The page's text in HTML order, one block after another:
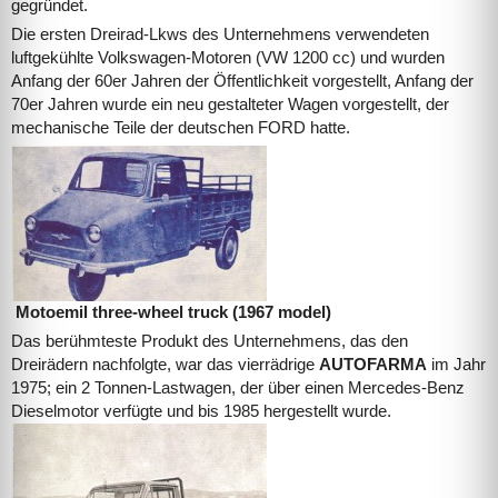
gegründet.
Die ersten Dreirad-Lkws des Unternehmens verwendeten
luftgekühlte Volkswagen-Motoren (VW 1200 cc) und wurden
Anfang der 60er Jahren der Öffentlichkeit vorgestellt, Anfang der
70er Jahren wurde ein neu gestalteter Wagen vorgestellt, der
mechanische Teile der deutschen FORD hatte.
Motoemil three-wheel truck (1967 model)
Das berühmteste Produkt des Unternehmens, das den
Dreirädern nachfolgte, war das vierrädrige AUTOFARMA im Jahr
1975; ein 2 Tonnen-Lastwagen, der über einen Mercedes-Benz
Dieselmotor verfügte und bis 1985 hergestellt wurde.